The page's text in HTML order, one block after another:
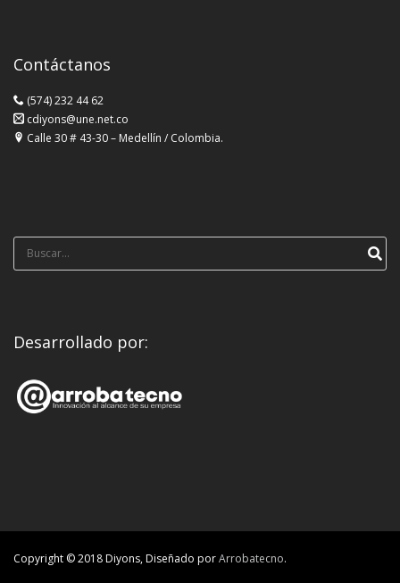
Contáctanos
(574) 232 44 62
cdiyons@une.net.co
Calle 30 # 43-30 – Medellín / Colombia.
Búsqueda
para:
Desarrollado por:
Copyright © 2018 Diyons, Diseñado porArrobatecno.